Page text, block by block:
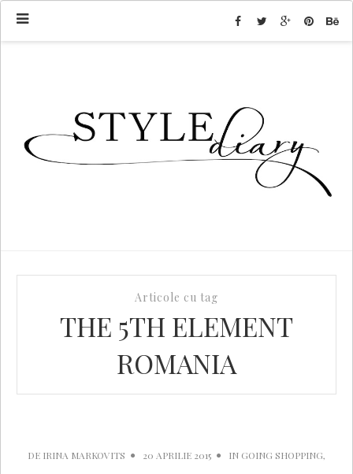
Articole cu tag
THE 5TH ELEMENT
ROMANIA
DE IRINA MARKOVITS 20 APRILIE 2015 IN GOING SHOPPING,